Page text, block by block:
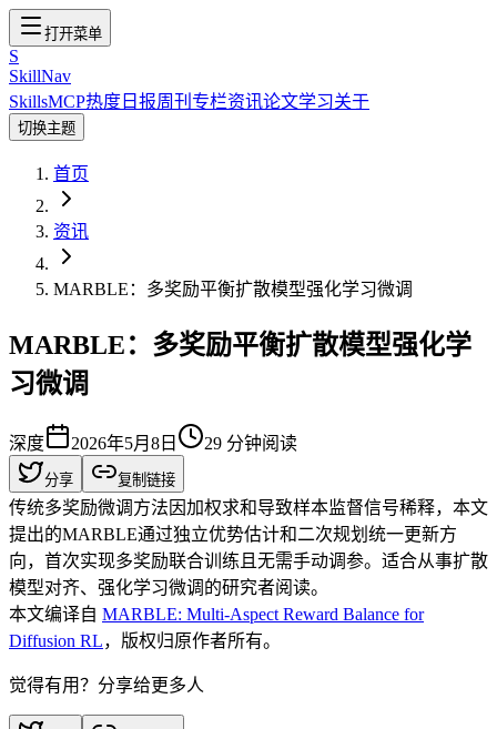
打开菜单
S
SkillNav
SkillsMCP热度 日报周刊 专栏资讯论文学习关于
切换主题
首页
资讯
MARBLE：多奖励平衡扩散模型强化学习微调
MARBLE：多奖励平衡扩散模型强化学
习微调
深度 2026年5月8日 29 分钟阅读
分享 复制链接
传统多奖励微调方法因加权求和导致样本监督信号稀释，本文
提出的MARBLE通过独立优势估计和二次规划统一更新方
向，首次实现多奖励联合训练且无需手动调参。适合从事扩散
模型对齐、强化学习微调的研究者阅读。
本文编译自 MARBLE: Multi-Aspect Reward Balance for
Diffusion RL，版权归原作者所有。
觉得有用？分享给更多人